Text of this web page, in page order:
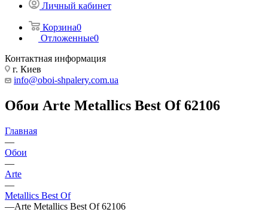
Личный кабинет
Корзина0
Отложенные0
Контактная информация
г. Киев
info@oboi-shpalery.com.ua
Обои Arte Metallics Best Of 62106
Главная
—
Обои
—
Arte
—
Metallics Best Of
—Arte Metallics Best Of 62106